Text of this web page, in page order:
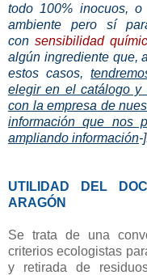
todo 100% inocuos,
ambiente pero sí
con sensibilidad
algún ingrediente que,
estos casos,
elegir en el catálogo y
con la empresa de
información que nos
ampliando información-
UTILIDAD DEL
ARAGÓN
Se trata de una
criterios ecologistas
y retirada de